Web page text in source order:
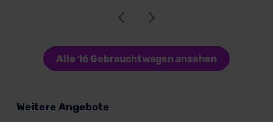
Alle 16 Gebrauchtwagen ansehen
Weitere Angebote